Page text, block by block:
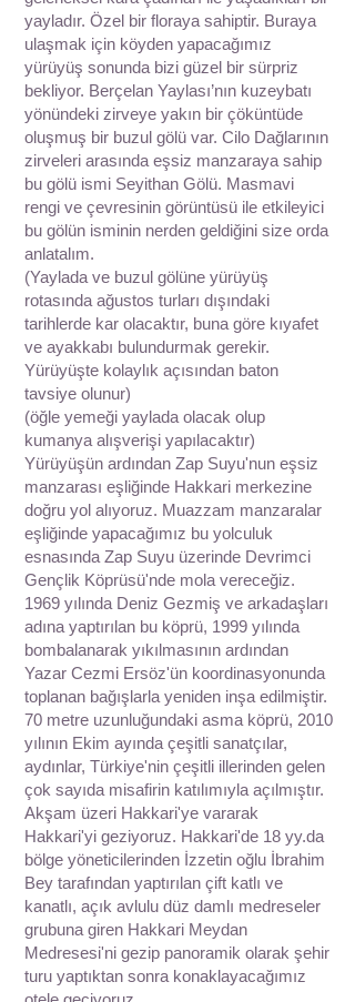
yayladır. Özel bir floraya sahiptir. Buraya
ulaşmak için köyden yapacağımız
yürüyüş sonunda bizi güzel bir sürpriz
bekliyor. Berçelan Yaylası’nın kuzeybatı
yönündeki zirveye yakın bir çöküntüde
oluşmuş bir buzul gölü var. Cilo Dağlarının
zirveleri arasında eşsiz manzaraya sahip
bu gölü ismi Seyithan Gölü. Masmavi
rengi ve çevresinin görüntüsü ile etkileyici
bu gölün isminin nerden geldiğini size orda
anlatalım.
(Yaylada ve buzul gölüne yürüyüş
rotasında ağustos turları dışındaki
tarihlerde kar olacaktır, buna göre kıyafet
ve ayakkabı bulundurmak gerekir.
Yürüyüşte kolaylık açısından baton
tavsiye olunur)
(öğle yemeği yaylada olacak olup
kumanya alışverişi yapılacaktır)
Yürüyüşün ardından Zap Suyu'nun eşsiz
manzarası eşliğinde Hakkari merkezine
doğru yol alıyoruz. Muazzam manzaralar
eşliğinde yapacağımız bu yolculuk
esnasında Zap Suyu üzerinde Devrimci
Gençlik Köprüsü'nde mola vereceğiz.
1969 yılında Deniz Gezmiş ve arkadaşları
adına yaptırılan bu köprü, 1999 yılında
bombalanarak yıkılmasının ardından
Yazar Cezmi Ersöz'ün koordinasyonunda
toplanan bağışlarla yeniden inşa edilmiştir.
70 metre uzunluğundaki asma köprü, 2010
yılının Ekim ayında çeşitli sanatçılar,
aydınlar, Türkiye'nin çeşitli illerinden gelen
çok sayıda misafirin katılımıyla açılmıştır.
Akşam üzeri Hakkari'ye vararak
Hakkari'yi geziyoruz. Hakkari'de 18 yy.da
bölge yöneticilerinden İzzetin oğlu İbrahim
Bey tarafından yaptırılan çift katlı ve
kanatlı, açık avlulu düz damlı medreseler
grubuna giren Hakkari Meydan
Medresesi'ni gezip panoramik olarak şehir
turu yaptıktan sonra konaklayacağımız